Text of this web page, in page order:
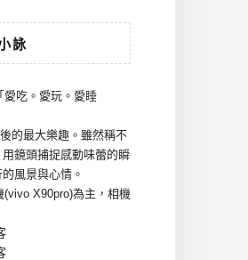
詠
吃。愛玩。愛睡
的最大樂趣。雖然稱不
用鏡頭捕捉感動味蕾的瞬
風景與心情。
X90pro)為主，相機